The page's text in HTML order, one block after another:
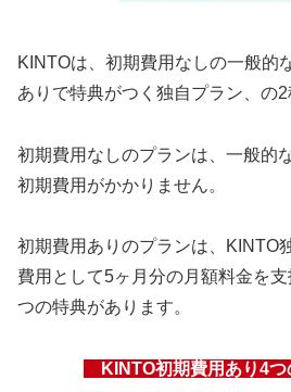
KINTOは、初期費用なしの一般的
ありで特典がつく独自プラン、の2
初期費用なしのプランは、一般的
初期費用がかかりません。
初期費用ありのプランは、KINTO
費用として5ヶ月分の月額料金を
つの特典があります。
KINTO初期費用あり4